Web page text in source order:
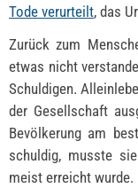
Tode verurteilt, das
Zurück zum
etwas nicht
Schuldigen.
der Gesellschaft
Bevölkerung am
schuldig, musste
meist erreicht wurde.